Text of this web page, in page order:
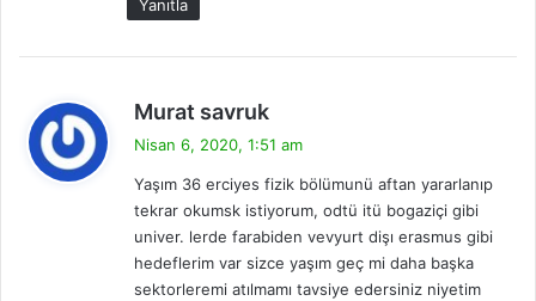
Yanıtla
Murat savruk
e
i
k
i
:
Nisan 6, 2020, 1:51 am
Yaşım 36 erciyes fizik bölümunü aftan yararlanıp
tekrar okumsk istiyorum, odtü itü bogaziçi gibi
univer. lerde farabiden vevyurt dişı erasmus gibi
hedeflerim var sizce yaşım geç mi daha başka
sektorleremi atılmamı tavsiye edersiniz niyetim